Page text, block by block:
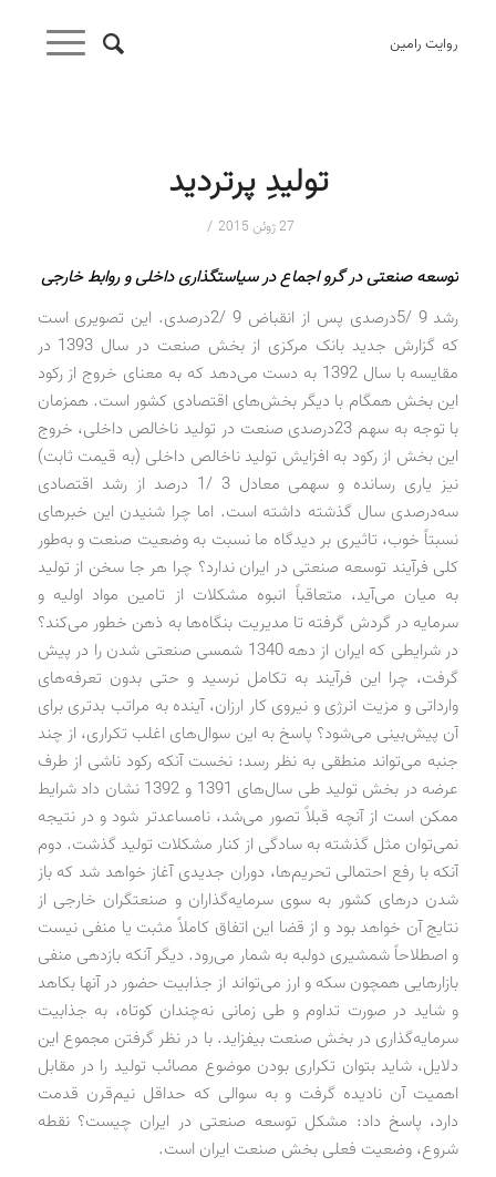
روایت رامین
تولیدِ پرتردید
27 ژوئن 2015 /
توسعه صنعتی در گرو اجماع در سیاستگذاری داخلی و روابط خارجی
رشد 9 /5‌درصدی پس از انقباض 9 /2‌درصدی. این تصویری است
که گزارش جدید بانک مرکزی از بخش صنعت در سال 1393 در
مقایسه با سال 1392 به دست می‌دهد که به معنای خروج از رکود
این بخش همگام با دیگر بخش‌های اقتصادی کشور است. همزمان
با توجه به سهم 23‌درصدی صنعت در تولید ناخالص داخلی، خروج
این بخش از رکود به افزایش تولید ناخالص داخلی (به قیمت ثابت)
نیز یاری رسانده و سهمی معادل 3 /1 درصد از رشد اقتصادی
سه‌‌درصدی سال گذشته داشته است. اما چرا شنیدن این خبرهای
نسبتاً خوب، تاثیری بر دیدگاه ما نسبت به وضعیت صنعت و به‌طور
کلی فرآیند توسعه صنعتی در ایران ندارد؟ چرا هر جا سخن از تولید
به میان می‌آید، متعاقباً انبوه مشکلات از تامین مواد اولیه و
سرمایه در گردش گرفته تا مدیریت بنگاه‌ها به ذهن خطور می‌کند؟
در شرایطی که ایران از دهه 1340 شمسی صنعتی شدن را در پیش
گرفت، چرا این فرآیند به تکامل نرسید و حتی بدون تعرفه‌های
وارداتی و مزیت انرژی و نیروی کار ارزان، آینده به مراتب بدتری برای
آن پیش‌بینی می‌شود؟ پاسخ به این سوال‌های اغلب تکراری، از چند
جنبه می‌تواند منطقی به نظر رسد: نخست آنکه رکود ناشی از طرف
عرضه در بخش تولید طی سال‌های 1391 و 1392 نشان داد شرایط
ممکن است از آنچه قبلاً تصور می‌شد، نامساعدتر شود و در نتیجه
نمی‌توان مثل گذشته به سادگی از کنار مشکلات تولید گذشت. دوم
آنکه با رفع احتمالی تحریم‌ها، دوران جدیدی آغاز خواهد شد که باز
شدن درهای کشور به سوی سرمایه‌گذاران و صنعتگران خارجی از
نتایج آن خواهد بود و از قضا این اتفاق کاملاً مثبت یا منفی نیست
و اصطلاحاً شمشیری دولبه به شمار می‌رود. دیگر آنکه بازدهی منفی
بازارهایی همچون سکه و ارز می‌تواند از جذابیت حضور در آنها بکاهد
و شاید در صورت تداوم و طی زمانی نه‌چندان کوتاه، به جذابیت
سرمایه‌گذاری در بخش صنعت بیفزاید. با در نظر گرفتن مجموع این
دلایل، شاید بتوان تکراری بودن موضوع مصائب تولید را در مقابل
اهمیت آن نادیده گرفت و به سوالی که حداقل نیم‌قرن قدمت
دارد، پاسخ داد: مشکل توسعه صنعتی در ایران چیست؟ نقطه
شروع، وضعیت فعلی بخش صنعت ایران است.